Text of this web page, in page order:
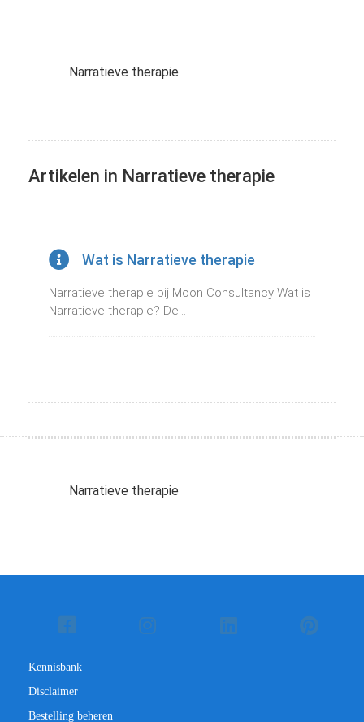
Narratieve therapie
Artikelen in Narratieve therapie
Wat is Narratieve therapie
Narratieve therapie bij Moon Consultancy Wat is
Narratieve therapie? De...
Narratieve therapie
Kennisbank
Disclaimer
Bestelling beheren